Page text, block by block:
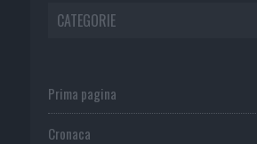
CATEGORIE
Prima pagina
Cronaca